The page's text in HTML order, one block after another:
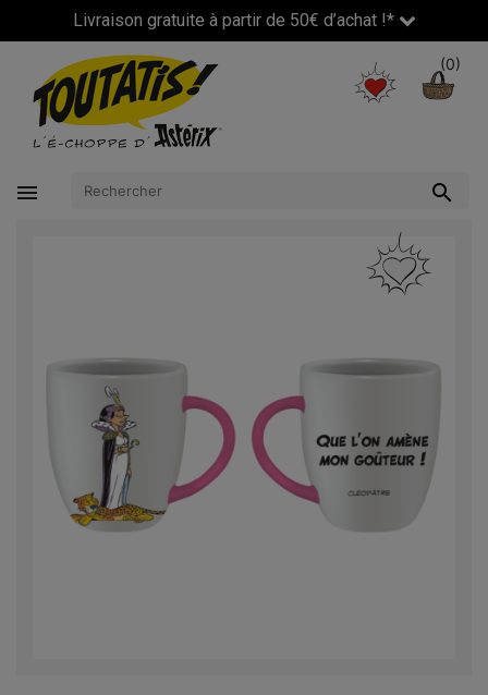
Livraison gratuite à partir de 50€ d’achat !*
(0)
 